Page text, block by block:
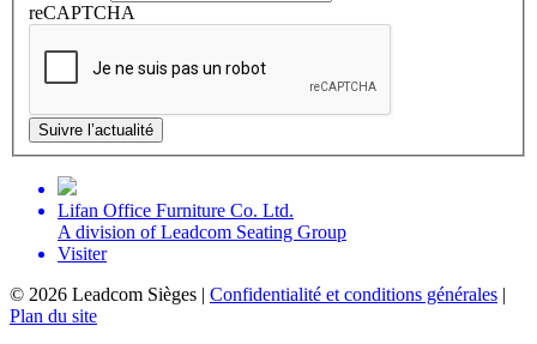
reCAPTCHA
Suivre l’actualité
Lifan Office Furniture Co. Ltd.
A division of Leadcom Seating Group
Visiter
© 2026 Leadcom Sièges | Confidentialité et conditions générales |
Plan du site